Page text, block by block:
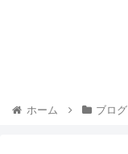
ホーム ブログ